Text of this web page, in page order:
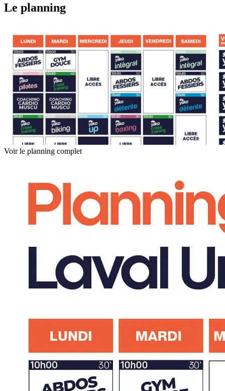
Le planning
Voir le planning complet